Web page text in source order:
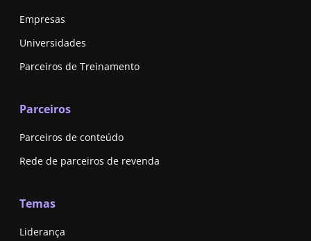
Empresas
Universidades
Parceiros de Treinamento
Parceiros
Parceiros de conteúdo
Rede de parceiros de revenda
Temas
Liderança